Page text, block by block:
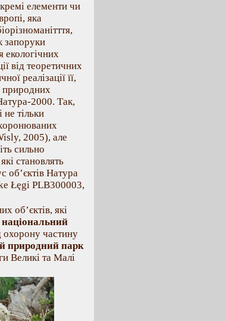
елементи чи
яка
запоруки
екологічних
від теоретичних
реалізації її,
природних
2000. Так,
не тільки
2005), але
сильно
становлять
об’єктів Натура
Łęgi PLB300003,
об’єктів, які
національний
охорону частину
природний парк
Великі та Малі